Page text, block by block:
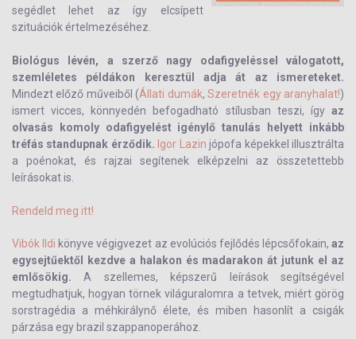
segédlet lehet az így elcsípett
szituációk értelmezéséhez.
Biológus lévén, a szerző nagy odafigyeléssel válogatott,
szemléletes példákon keresztül adja át az ismereteket.
Mindezt előző műveiből (Állati dumák,Szeretnék egy aranyhalat!)
ismert vicces, könnyedén befogadható stílusban teszi, így az
olvasás komoly odafigyelést igénylő tanulás helyett inkább
tréfás standupnak érződik. Igor Lazin jópofa képekkel illusztrálta
a poénokat, és rajzai segítenek elképzelni az összetettebb
leírásokat is.
Rendeld meg itt!
Vibók Ildi könyve végigvezet az evolúciós fejlődés lépcsőfokain, az
egysejtűektől kezdve a halakon és madarakon át jutunk el az
emlősökig. A szellemes, képszerű leírások segítségével
megtudhatjuk, hogyan törnek világuralomra a tetvek, miért görög
sorstragédia a méhkirálynő élete, és miben hasonlít a csigák
párzása egy brazil szappanoperához.